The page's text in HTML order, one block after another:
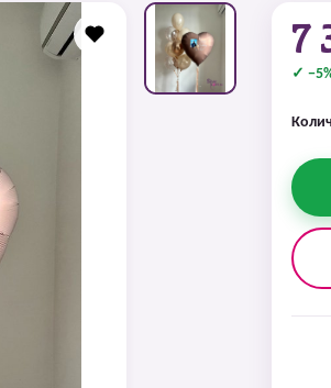
7
✓